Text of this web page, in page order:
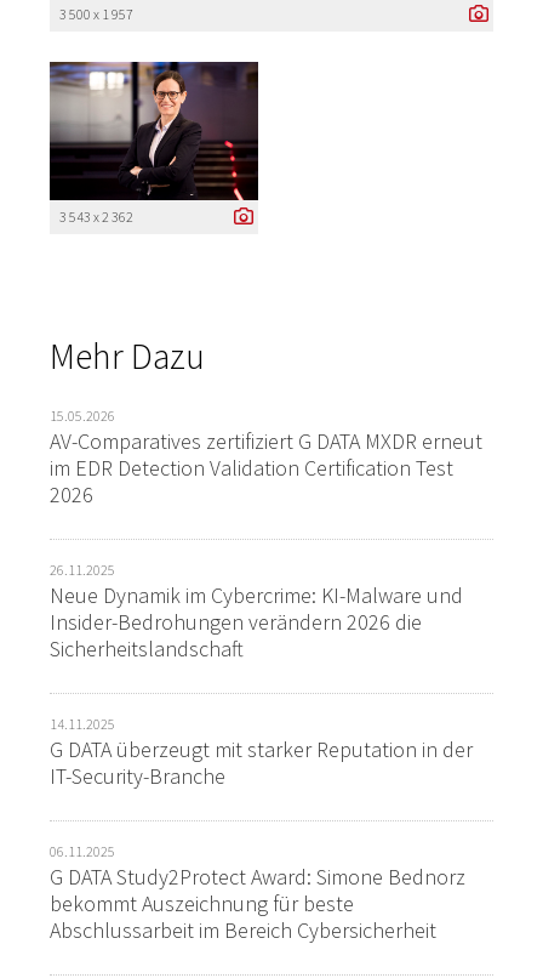
3 500 x 1 957
3 543 x 2 362
Mehr Dazu
15.05.2026
AV-Comparatives zertifiziert G DATA MXDR erneut
im EDR Detection Validation Certification Test
2026
26.11.2025
Neue Dynamik im Cybercrime: KI-Malware und
Insider-Bedrohungen verändern 2026 die
Sicherheitslandschaft
14.11.2025
G DATA überzeugt mit starker Reputation in der
IT-Security-Branche
06.11.2025
G DATA Study2Protect Award: Simone Bednorz
bekommt Auszeichnung für beste
Abschlussarbeit im Bereich Cybersicherheit